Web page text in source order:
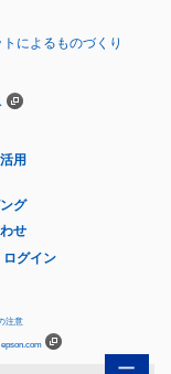
によるものづくり
用
グ
せ
ログイン
注意
epson.com